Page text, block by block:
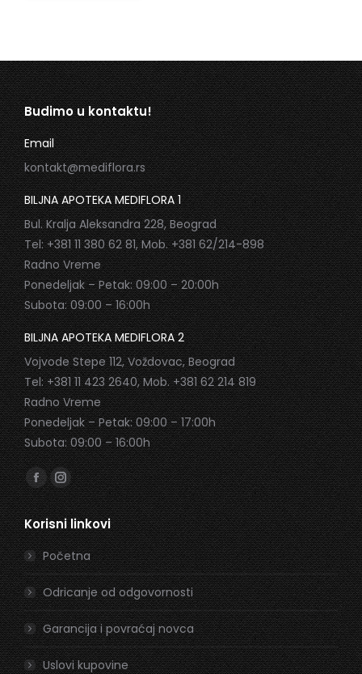
Budimo u kontaktu!
Email
kontakt@mediflora.rs
BILJNA APOTEKA MEDIFLORA 1
Bul. Kralja Aleksandra 228, Beograd
Tel: +381 11 380 62 81, Mob. +381 62/214-898
Radno Vreme
Ponedeljak – Petak: 09:00 – 20:00h
Subota: 09:00 – 16:00h
BILJNA APOTEKA MEDIFLORA 2
Vojvode Stepe 112, Voždovac, Beograd
Tel: +381 11 423 2640, Mob. +381 62 214 819
Radno Vreme
Ponedeljak – Petak: 09:00 – 17:00h
Subota: 09:00 – 16:00h
Find us on:
Facebook
page
opens
in
new
window
Instagram
page
opens
in
new
window
Korisni linkovi
Početna
Odricanje od odgovornosti
Garancija i povraćaj novca
Uslovi kupovine